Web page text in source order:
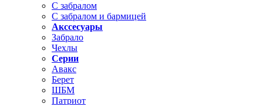
С забралом
С забралом и бармицей
Акссесуары
Забрало
Чехлы
Серии
Авакс
Берет
ШБМ
Патриот